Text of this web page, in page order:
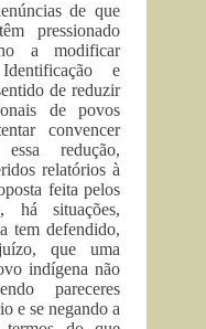
de que
pressionado
a modificar
e
de reduzir
de povos
convencer
redução,
relatórios à
feita pelos
há situações,
tem defendido,
que uma
indígena não
pareceres
e se negando a